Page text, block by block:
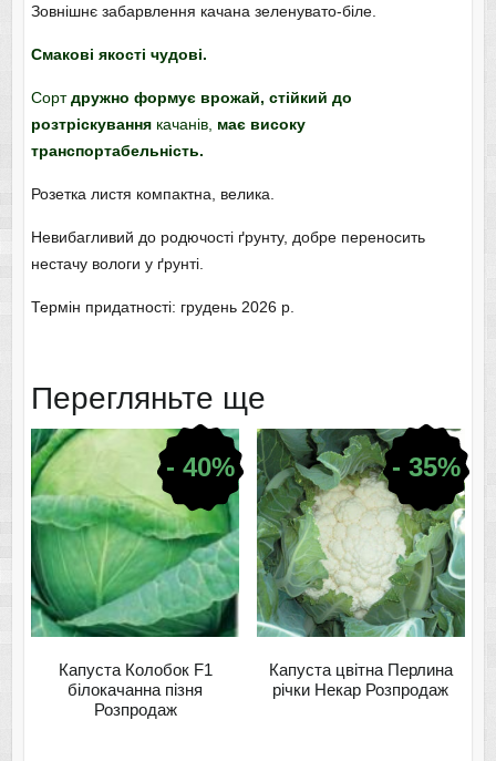
Зовнішнє забарвлення качана зеленувато-біле.
Смакові якості чудові.
Сортдружно формує врожай, стійкий до
розтріскуваннякачанів, має високу
транспортабельність.
Розетка листя компактна, велика.
Невибагливий до родючості ґрунту, добре переносить
нестачу вологи у ґрунті.
Термін придатності: грудень 2026 р.
Перегляньте ще
- 40%
Капуста Колобок F1
білокачанна пізня
Розпродаж
- 35%
Капуста цвітна Перлина
річки Некар Розпродаж